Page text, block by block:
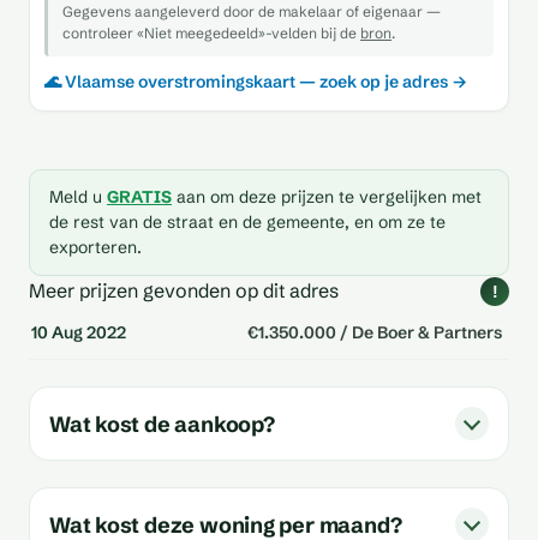
Gegevens aangeleverd door de makelaar of eigenaar —
controleer «Niet meegedeeld»-velden bij de bron.
🌊 Vlaamse overstromingskaart — zoek op je adres →
Meld u GRATIS aan om deze prijzen te vergelijken met
de rest van de straat en de gemeente, en om ze te
exporteren.
Meer prijzen gevonden op dit adres !
10 Aug 2022 €1.350.000 / De Boer & Partners
Wat kost de aankoop?
Wat kost deze woning per maand?